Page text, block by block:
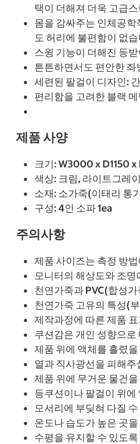
택이 더해져 더욱 고급
몸을 감싸주는 인체공
도 허리에 불편함이 없
스윙 기능이 더해진 등
튼튼하면서도 편안한
세련된 팔걸이 디자인:
편리함을 고려한 블랙
제품 사양
크기: W3000 x D1150
색상: 크림, 라이트그레
소재: 소가죽(이태리 통
구성: 4인 소파 1ea
주의사항
제품 사이즈는 측정 방
모니터의 해상도와 조
천연가죽과 PVC(합성
천연가죽 고유의 특성(
제작과정에 따른 제품
쿠션감은 개인 성향으로
제품 위에 액체를 흘렸
열과 직사광선을 피해주
제품 위에 무거운 물건
등쿠션이나 팔걸이 위
모서리에 부딪혀 다질
온도나 습도가 높은 곳
수평을 유지할 수 있도